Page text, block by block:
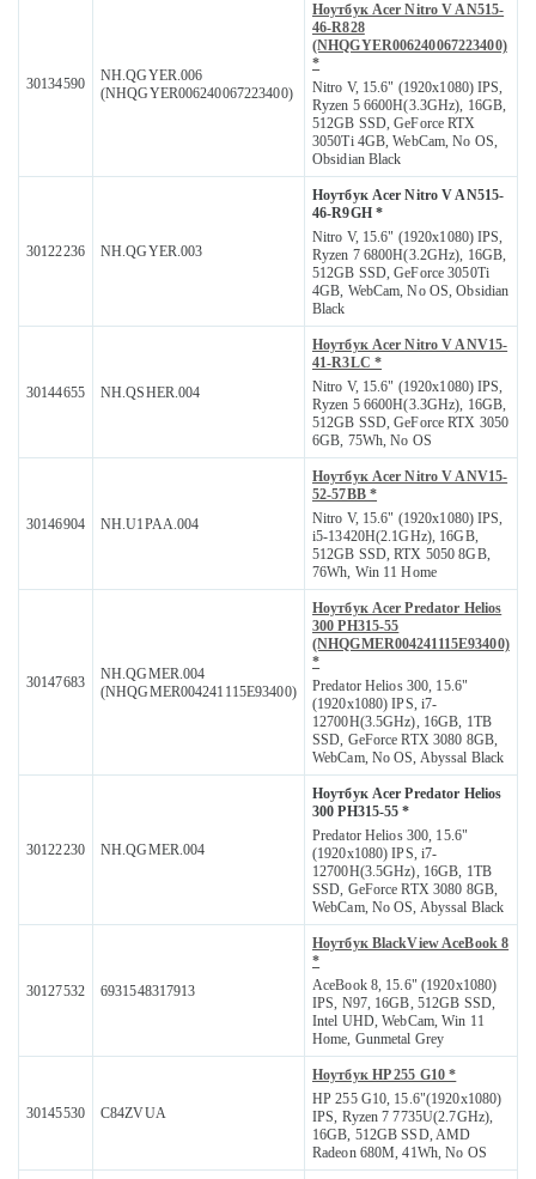
30134590
NH.QGYER.006
(NHQGYER006240067223400)
Ноутбук Acer Nitro V AN515-
46-R828
(NHQGYER006240067223400)
*
Nitro V, 15.6" (1920x1080) IPS,
Ryzen 5 6600H(3.3GHz), 16GB,
512GB SSD, GeForce RTX
3050Ti 4GB, WebCam, No OS,
Obsidian Black
30122236 NH.QGYER.003
Ноутбук Acer Nitro V AN515-
46-R9GH *
Nitro V, 15.6" (1920x1080) IPS,
Ryzen 7 6800H(3.2GHz), 16GB,
512GB SSD, GeForce 3050Ti
4GB, WebCam, No OS, Obsidian
Black
30144655 NH.QSHER.004
Ноутбук Acer Nitro V ANV15-
41-R3LC *
Nitro V, 15.6" (1920x1080) IPS,
Ryzen 5 6600H(3.3GHz), 16GB,
512GB SSD, GeForce RTX 3050
6GB, 75Wh, No OS
30146904 NH.U1PAA.004
Ноутбук Acer Nitro V ANV15-
52-57BB *
Nitro V, 15.6" (1920x1080) IPS,
i5-13420H(2.1GHz), 16GB,
512GB SSD, RTX 5050 8GB,
76Wh, Win 11 Home
30147683
NH.QGMER.004
(NHQGMER004241115E93400)
Ноутбук Acer Predator Helios
300 PH315-55
(NHQGMER004241115E93400)
*
Predator Helios 300, 15.6"
(1920x1080) IPS, i7-
12700H(3.5GHz), 16GB, 1TB
SSD, GeForce RTX 3080 8GB,
WebCam, No OS, Abyssal Black
30122230 NH.QGMER.004
Ноутбук Acer Predator Helios
300 PH315-55 *
Predator Helios 300, 15.6"
(1920x1080) IPS, i7-
12700H(3.5GHz), 16GB, 1TB
SSD, GeForce RTX 3080 8GB,
WebCam, No OS, Abyssal Black
30127532 6931548317913
Ноутбук BlackView AceBook 8
*
AceBook 8, 15.6" (1920x1080)
IPS, N97, 16GB, 512GB SSD,
Intel UHD, WebCam, Win 11
Home, Gunmetal Grey
30145530 C84ZVUA
Ноутбук HP 255 G10 *
HP 255 G10, 15.6"(1920x1080)
IPS, Ryzen 7 7735U(2.7GHz),
16GB, 512GB SSD, AMD
Radeon 680M, 41Wh, No OS